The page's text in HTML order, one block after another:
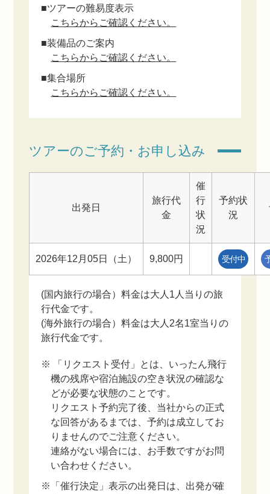
■ツアーの難易度表示
こちらからご確認ください。
■装備品のご案内
こちらからご確認ください。
■集合場所
こちらからご確認ください。
ツアーのご予約・お申し込み
出発日
旅行代
金
催
行
状
況
予約状
況
2026年12月05日（土） 9,800円 受付中
(国内旅行の場合）料金は大人1人当りの旅
行代金です。
(海外旅行の場合）料金は大人2名1室当りの
旅行代金です。
※ 「リクエスト受付」とは、いったん飛行
機の残席や宿泊施設の空き状況の確認な
どが必要な状態のことです。
リクエスト予約完了後、当社からの正式
な回答があるまでは、予約は成立してお
りませんのでご注意ください。
連絡がない場合には、お手数ですがお問
い合わせください。
※「催行決定」表示の出発日は、出発が確